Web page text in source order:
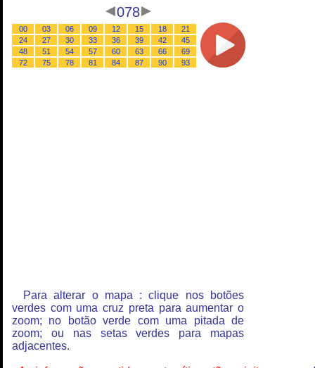
078
00 03 06 09 12 15 18
21
24
27 30 33 36 39 42
45
48
51 54 57 60 63 66
69
72
75 78 81 84 87 90 93
Para alterar o mapa : clique nos botões
verdes com uma cruz preta para aumentar o
zoom; no botão verde com uma pitada de
zoom; ou nas setas verdes para mapas
adjacentes.